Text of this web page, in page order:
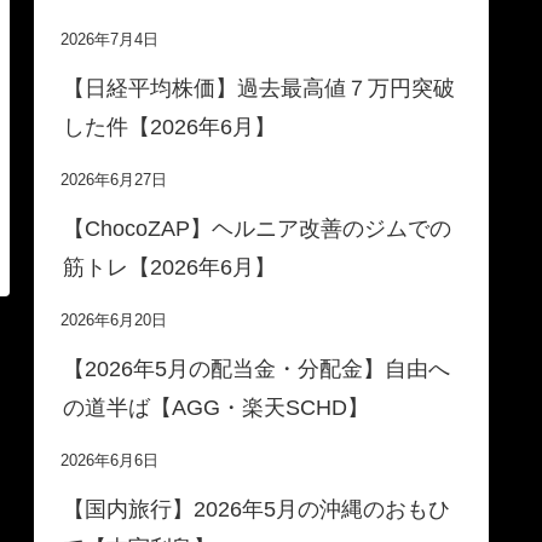
2026年7月4日
【日経平均株価】過去最高値７万円突破
した件【2026年6月】
2026年6月27日
【ChocoZAP】ヘルニア改善のジムでの
筋トレ【2026年6月】
2026年6月20日
【2026年5月の配当金・分配金】自由へ
の道半ば【AGG・楽天SCHD】
2026年6月6日
【国内旅行】2026年5月の沖縄のおもひ